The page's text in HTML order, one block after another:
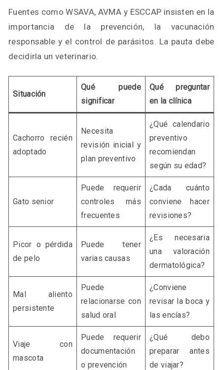
Fuentes como WSAVA, AVMA y ESCCAP insisten en la
importancia de la prevención, la vacunación
responsable y el control de parásitos. La pauta debe
decidirla un veterinario.
Situación
Qué puede
significar
Qué preguntar
en la clínica
Cachorro recién
adoptado
Necesita
revisión inicial y
plan preventivo
¿Qué calendario
preventivo
recomiendan
según su edad?
Gato senior
Puede requerir
controles más
frecuentes
¿Cada cuánto
conviene hacer
revisiones?
Picor o pérdida
de pelo
Puede tener
varias causas
¿Es necesaria
una valoración
dermatológica?
Mal aliento
persistente
Puede
relacionarse con
salud oral
¿Conviene
revisar la boca y
las encías?
Viaje con
mascota
Puede requerir
documentación
o prevención
¿Qué debo
preparar antes
de viajar?